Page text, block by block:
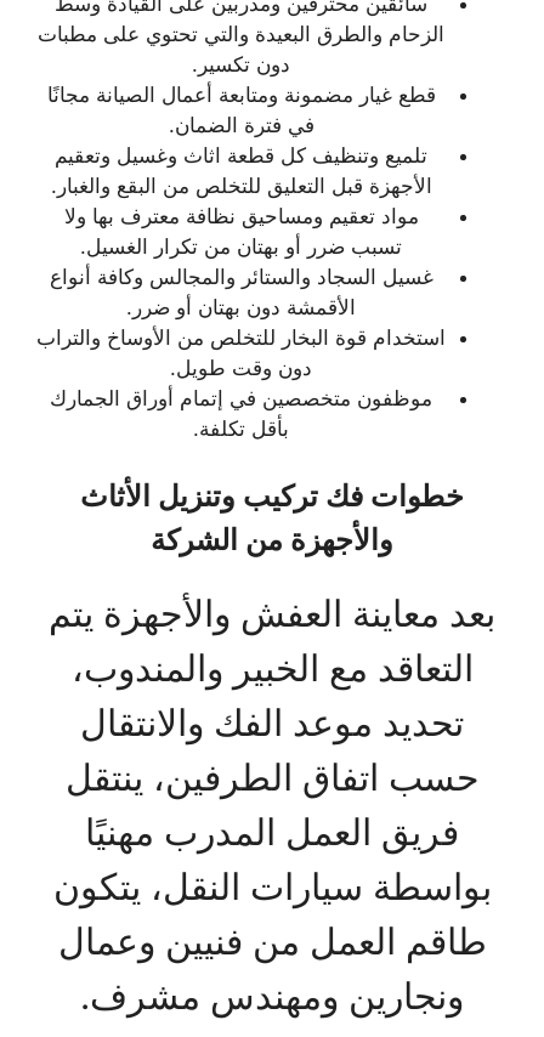
الزحام والطرق البعيدة والتي تحتوي على مطبات
دون تكسير.
قطع غيار مضمونة ومتابعة أعمال الصيانة مجانًا
في فترة الضمان.
تلميع وتنظيف كل قطعة اثاث وغسيل وتعقيم
الأجهزة قبل التعليق للتخلص من البقع والغبار.
مواد تعقيم ومساحيق نظافة معترف بها ولا
تسبب ضرر أو بهتان من تكرار الغسيل.
غسيل السجاد والستائر والمجالس وكافة أنواع
الأقمشة دون بهتان أو ضرر.
استخدام قوة البخار للتخلص من الأوساخ والتراب
دون وقت طويل.
موظفون متخصصين في إتمام أوراق الجمارك
بأقل تكلفة.
خطوات فك تركيب وتنزيل الأثاث
والأجهزة من الشركة
بعد معاينة العفش والأجهزة يتم
التعاقد مع الخبير والمندوب،
تحديد موعد الفك والانتقال
حسب اتفاق الطرفين، ينتقل
فريق العمل المدرب مهنيًا
بواسطة سيارات النقل، يتكون
طاقم العمل من فنيين وعمال
ونجارين ومهندس مشرف.